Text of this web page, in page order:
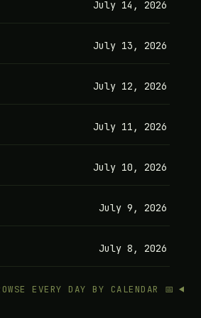
July 14, 2026
July 13, 2026
July 12, 2026
July 11, 2026
July 10, 2026
July 9, 2026
July 8, 2026
📅 BROWSE EVERY DAY BY CALENDAR →